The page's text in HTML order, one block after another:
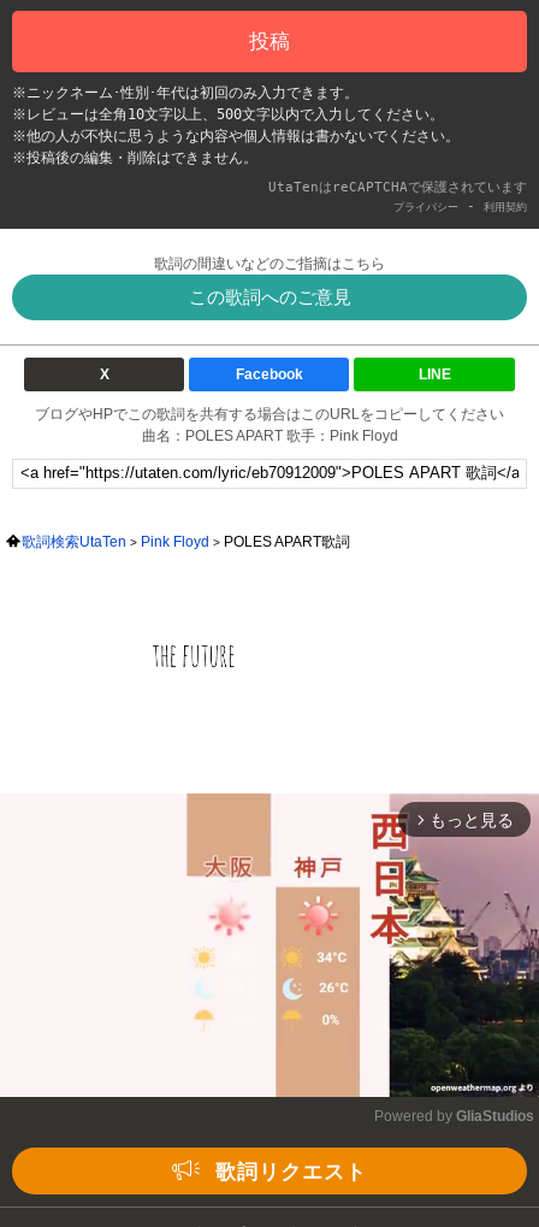
投稿
※ニックネーム･性別･年代は初回のみ入力できます。
※レビューは全角10文字以上、500文字以内で入力してください。
※他の人が不快に思うような内容や個人情報は書かないでください。
※投稿後の編集・削除はできません。
UtaTenはreCAPTCHAで保護されています
プライバシー - 利用契約
歌詞の間違いなどのご指摘はこちら
この歌詞へのご意見
X Facebook LINE
ブログやHPでこの歌詞を共有する場合はこのURLをコピーしてください
曲名：POLES APART 歌手：Pink Floyd
歌詞検索UtaTen Pink Floyd POLES APART歌詞
arrow_forward_ios もっと見る
Powered by GliaStudios
歌詞リクエスト